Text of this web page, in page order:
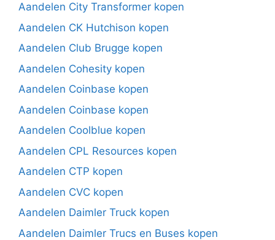
Aandelen City Transformer kopen
Aandelen CK Hutchison kopen
Aandelen Club Brugge kopen
Aandelen Cohesity kopen
Aandelen Coinbase kopen
Aandelen Coinbase kopen
Aandelen Coolblue kopen
Aandelen CPL Resources kopen
Aandelen CTP kopen
Aandelen CVC kopen
Aandelen Daimler Truck kopen
Aandelen Daimler Trucs en Buses kopen